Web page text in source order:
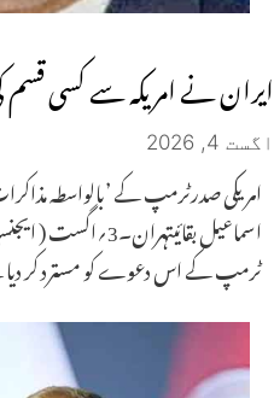
ایران نے امریکہ سے کسی
اگست 4, 2026
امریکی صدرٹرمپ کے ’بالواسطہ
اسماعیل
ٹرمپ کے اس دعوے کو مسترد کر